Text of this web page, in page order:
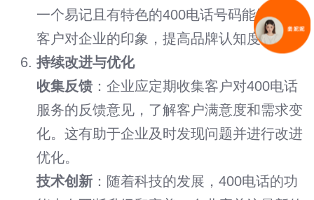
一个易记且有特色的400电话号码能够加深
客户对企业的印象，提高品牌认知度。
持续改进与优化
收集反馈：企业应定期收集客户对400电话
服务的反馈意见，了解客户满意度和需求变
化。这有助于企业及时发现问题并进行改进
优化。
技术创新 ：随着科技的发展，400电话的功